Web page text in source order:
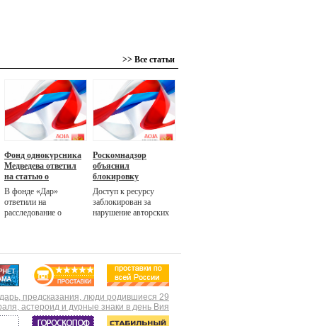
>> Все статьи
Фонд однокурсника
Медведева ответил
на статью о
«ривьере» для
премьера
В фонде «Дар»
ответили на
расследование о
Дмитрия Медведева
площадью 16 га.
Участок был куплен,
но на нем ничего не
строится, заявили в
фонде
Роскомнадзор
объяснил
блокировку
«Компромат.ру»
Доступ к ресурсу
заблокирован за
нарушение авторских
заявили РБК в
Роскомнадзоре. На
момент публикации
одно из зеркал сайта
оставалось доступным